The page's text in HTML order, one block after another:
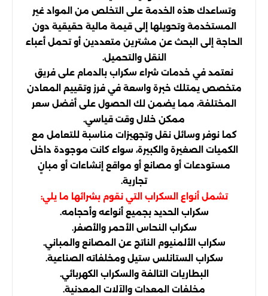
وتساعدك هذه الخدمة على التخلص من المواد غير
المستخدمة وتحويلها إلى قيمة مالية حقيقية دون
الحاجة إلى البحث عن مشترين متعددين أو تحمل أعباء
النقل والتحميل.
نعتمد في خدمات شراء سكراب بالدمام على فريق
متخصص يمتلك خبرة واسعة في فرز وتقييم المعادن
المختلفة، مما يضمن لك الحصول على أفضل سعر
ممكن خلال وقت قياسي.
كما نوفر وسائل نقل وتجهيزات مناسبة للتعامل مع
الكميات الصغيرة والكبيرة، سواء كانت موجودة داخل
مستودعات أو مصانع أو مواقع إنشاءات أو مبانٍ
تجارية.
تشمل أنواع السكراب التي نقوم بشرائها ما يلي:
سكراب الحديد بجميع أنواعه وأحجامه.
سكراب النحاس الأحمر والأصفر.
سكراب الألمنيوم الناتج عن المصانع والمباني.
سكراب الستانلس ستيل ومخلفاته الصناعية.
البطاريات التالفة والسكراب الكهربائي.
مخلفات المعدات والآلات المعدنية.